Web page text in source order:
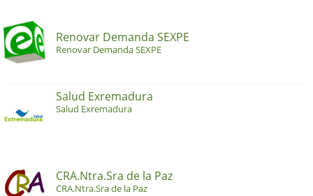
Renovar Demanda SEXPE
Renovar Demanda SEXPE
Salud Exremadura
Salud Exremadura
CRA.Ntra.Sra de la Paz
CRA.Ntra.Sra de la Paz